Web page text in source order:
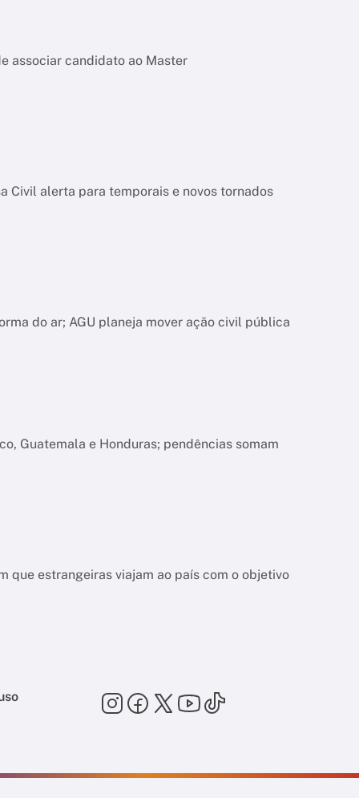
associar candidato ao Master
Civil alerta para temporais e novos tornados
do ar; AGU planeja mover ação civil pública
Guatemala e Honduras; pendências somam
que estrangeiras viajam ao país com o objetivo